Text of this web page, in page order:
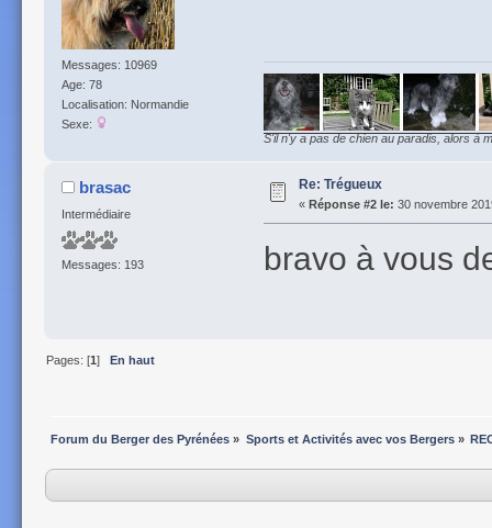
Messages: 10969
Age: 78
Localisation: Normandie
Sexe:
S'il n'y a pas de chien au paradis, alors à
brasac
Intermédiaire
Messages: 193
Re: Trégueux
« Réponse #2 le: 30 novembre
bravo à vous
Pages: [1] En haut
Forum du Berger des Pyrénées » Sports et Activités avec vos Bergers»